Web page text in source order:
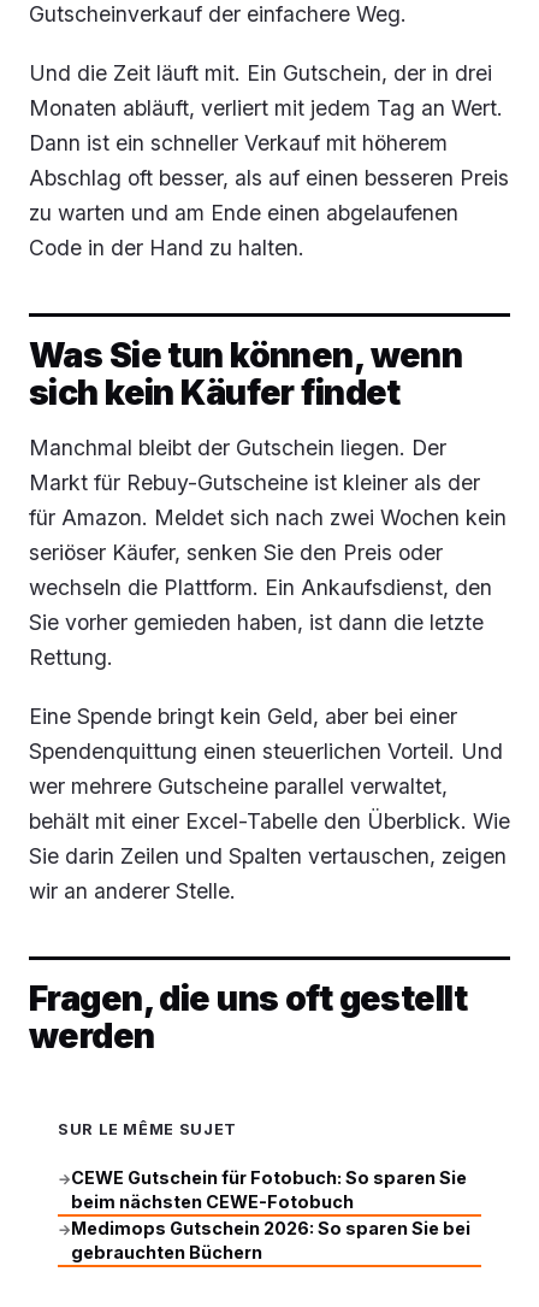
Gutscheinverkauf der einfachere Weg.
Und die Zeit läuft mit. Ein Gutschein, der in drei
Monaten abläuft, verliert mit jedem Tag an Wert.
Dann ist ein schneller Verkauf mit höherem
Abschlag oft besser, als auf einen besseren Preis
zu warten und am Ende einen abgelaufenen
Code in der Hand zu halten.
Was Sie tun können, wenn
sich kein Käufer findet
Manchmal bleibt der Gutschein liegen. Der
Markt für Rebuy-Gutscheine ist kleiner als der
für Amazon. Meldet sich nach zwei Wochen kein
seriöser Käufer, senken Sie den Preis oder
wechseln die Plattform. Ein Ankaufsdienst, den
Sie vorher gemieden haben, ist dann die letzte
Rettung.
Eine Spende bringt kein Geld, aber bei einer
Spendenquittung einen steuerlichen Vorteil. Und
wer mehrere Gutscheine parallel verwaltet,
behält mit einer Excel-Tabelle den Überblick. Wie
Sie darin Zeilen und Spalten vertauschen, zeigen
wir an anderer Stelle.
Fragen, die uns oft gestellt
werden
SUR LE MÊME SUJET
→CEWE Gutschein für Fotobuch: So sparen Sie
beim nächsten CEWE-Fotobuch
→Medimops Gutschein 2026: So sparen Sie bei
gebrauchten Büchern